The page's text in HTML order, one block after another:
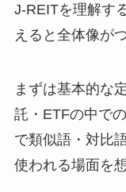
J-REITを理解す
えると全体像が
まずは基本的な
託・ETFの中で
で類似語・対比
使われる場面を